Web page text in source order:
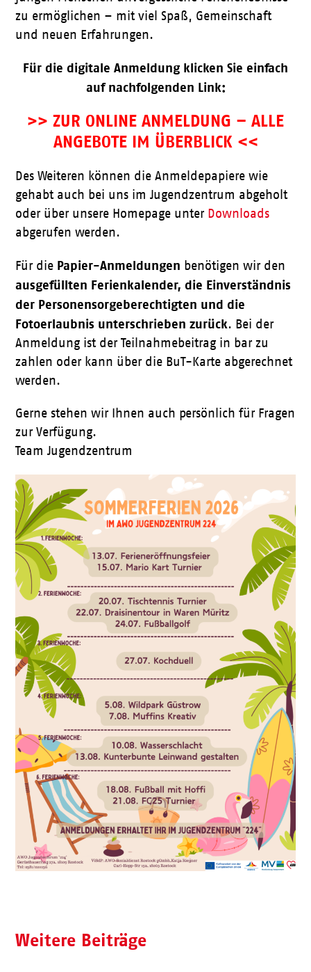
zu ermöglichen – mit viel Spaß, Gemeinschaft
und neuen Erfahrungen.
Für die digitale Anmeldung klicken Sie einfach
auf nachfolgenden Link:
>> ZUR ONLINE ANMELDUNG – ALLE
ANGEBOTE IM ÜBERBLICK <<
Des Weiteren können die Anmeldepapiere wie
gehabt auch bei uns im Jugendzentrum abgeholt
oder über unsere Homepage unter Downloads
abgerufen werden.
Für die Papier-Anmeldungen benötigen wir den
ausgefüllten Ferienkalender, die Einverständnis
der Personensorgeberechtigten und die
Fotoerlaubnis unterschrieben zurück. Bei der
Anmeldung ist der Teilnahmebeitrag in bar zu
zahlen oder kann über die BuT-Karte abgerechnet
werden.
Gerne stehen wir Ihnen auch persönlich für Fragen
zur Verfügung.
Team Jugendzentrum
Weitere Beiträge